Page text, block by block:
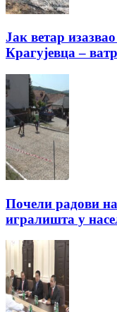
Јак ветар
Крагујевца –
Почели радови
игралишта у